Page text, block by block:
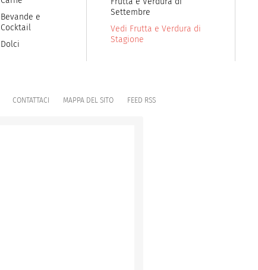
Bevande e
Cocktail
Dolci
Settembre
Vedi Frutta e Verdura di
Stagione
CONTATTACI MAPPA DEL SITO FEED RSS